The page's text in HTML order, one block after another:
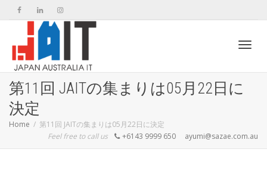
第11回 JAITの集まりは05月22日に
決定
Home
第11回 JAITの集まりは05月22日に決定
Feel free to call us
+6143 9999 650 ayumi@sazae.com.au